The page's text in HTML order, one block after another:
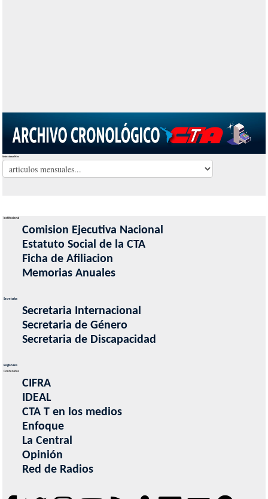
Seleccionar Mes
Institucional
Comision Ejecutiva Nacional
Estatuto Social de la CTA
Ficha de Afiliacion
Memorias Anuales
Secretarias
Secretaria Internacional
Secretaria de Género
Secretaria de Discapacidad
Regionales
Contenidos
CIFRA
IDEAL
CTA T en los medios
Enfoque
La Central
Opinión
Red de Radios